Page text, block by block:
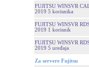
FUJITSU WINSVR
2019 5 korisnika
FUJITSU WINSVR
2019 1 korisnik
FUJITSU WINSVR
2019 5 uređaja
Za servere Fujitsu